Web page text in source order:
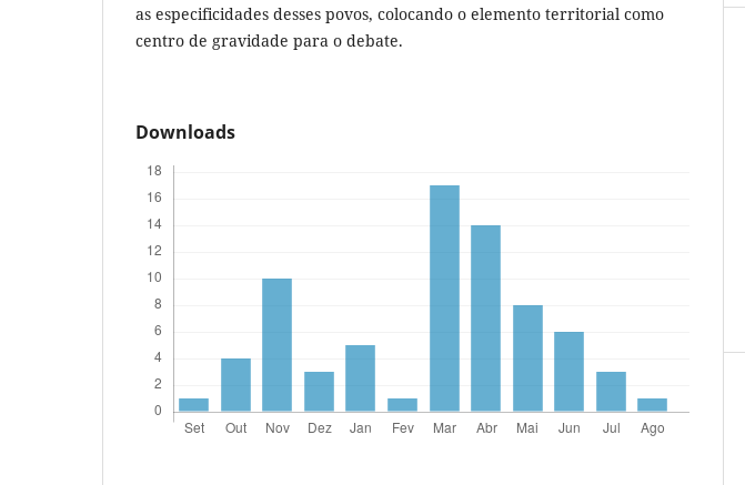
as especificidades desses povos, colocando o elemento territorial como
centro de gravidade para o debate.
Downloads